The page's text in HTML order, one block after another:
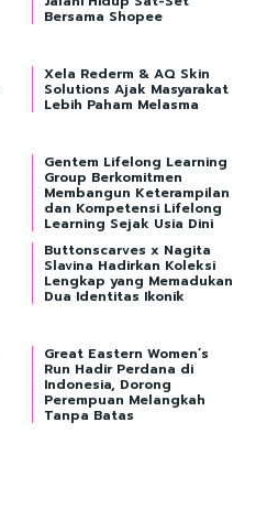
Bersama Shopee
Xela Rederm & AQ Skin
Solutions Ajak Masyarakat
Lebih Paham Melasma
Gentem Lifelong Learning
Group Berkomitmen
Membangun Keterampilan
dan Kompetensi Lifelong
Learning Sejak Usia Dini
Buttonscarves x Nagita
Slavina Hadirkan Koleksi
Lengkap yang Memadukan
Dua Identitas Ikonik
Great Eastern Women’s
Run Hadir Perdana di
Indonesia, Dorong
Perempuan Melangkah
Tanpa Batas